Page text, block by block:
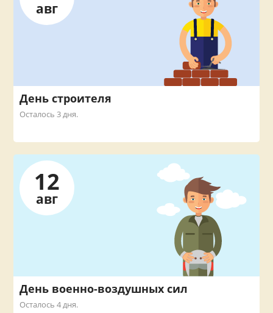
авг
День строителя
Осталось 3 дня.
12
авг
День военно-воздушных сил
Осталось 4 дня.